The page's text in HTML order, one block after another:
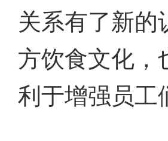
关系有了新的
方饮食文化，
利于增强员工